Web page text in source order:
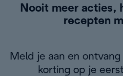
Nooit meer acties,
recepten
Meld je aan en
korting op je